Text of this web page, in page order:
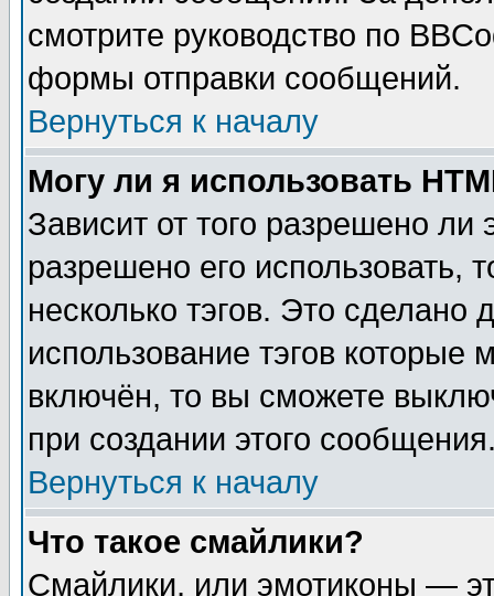
смотрите руководство по
формы отправки сообщений.
Вернуться к началу
Могу ли я использовать
Зависит от того разрешено
разрешено его использовать,
несколько тэгов. Это сделано
использование тэгов
включён, то вы сможете
при создании этого
Вернуться к началу
Что такое смайлики?
Смайлики, или эмотиконы —